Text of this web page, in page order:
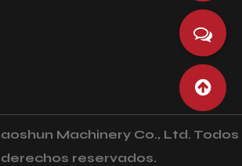
Machinery Co., Ltd. Todos
derechos reservados.